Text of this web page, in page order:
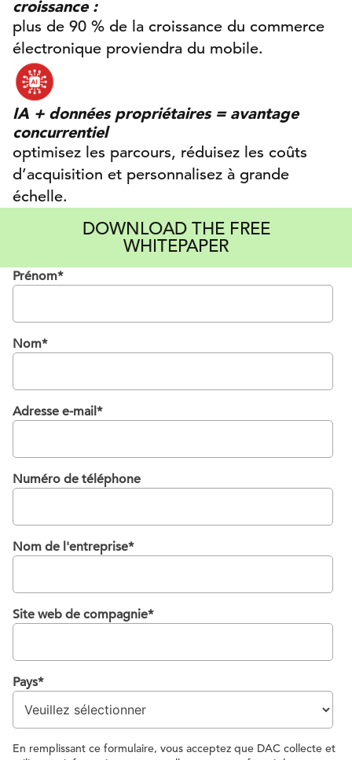
croissance :
plus de 90 % de la croissance du commerce
électronique proviendra du mobile.
IA + données propriétaires = avantage
concurrentiel
optimisez les parcours, réduisez les coûts
d’acquisition et personnalisez à grande
échelle.
DOWNLOAD THE FREE
WHITEPAPER
Prénom*
Nom*
Adresse e-mail*
Numéro de téléphone
Nom de l'entreprise*
Site web de compagnie*
Pays*
En remplissant ce formulaire, vous acceptez que DAC collecte et